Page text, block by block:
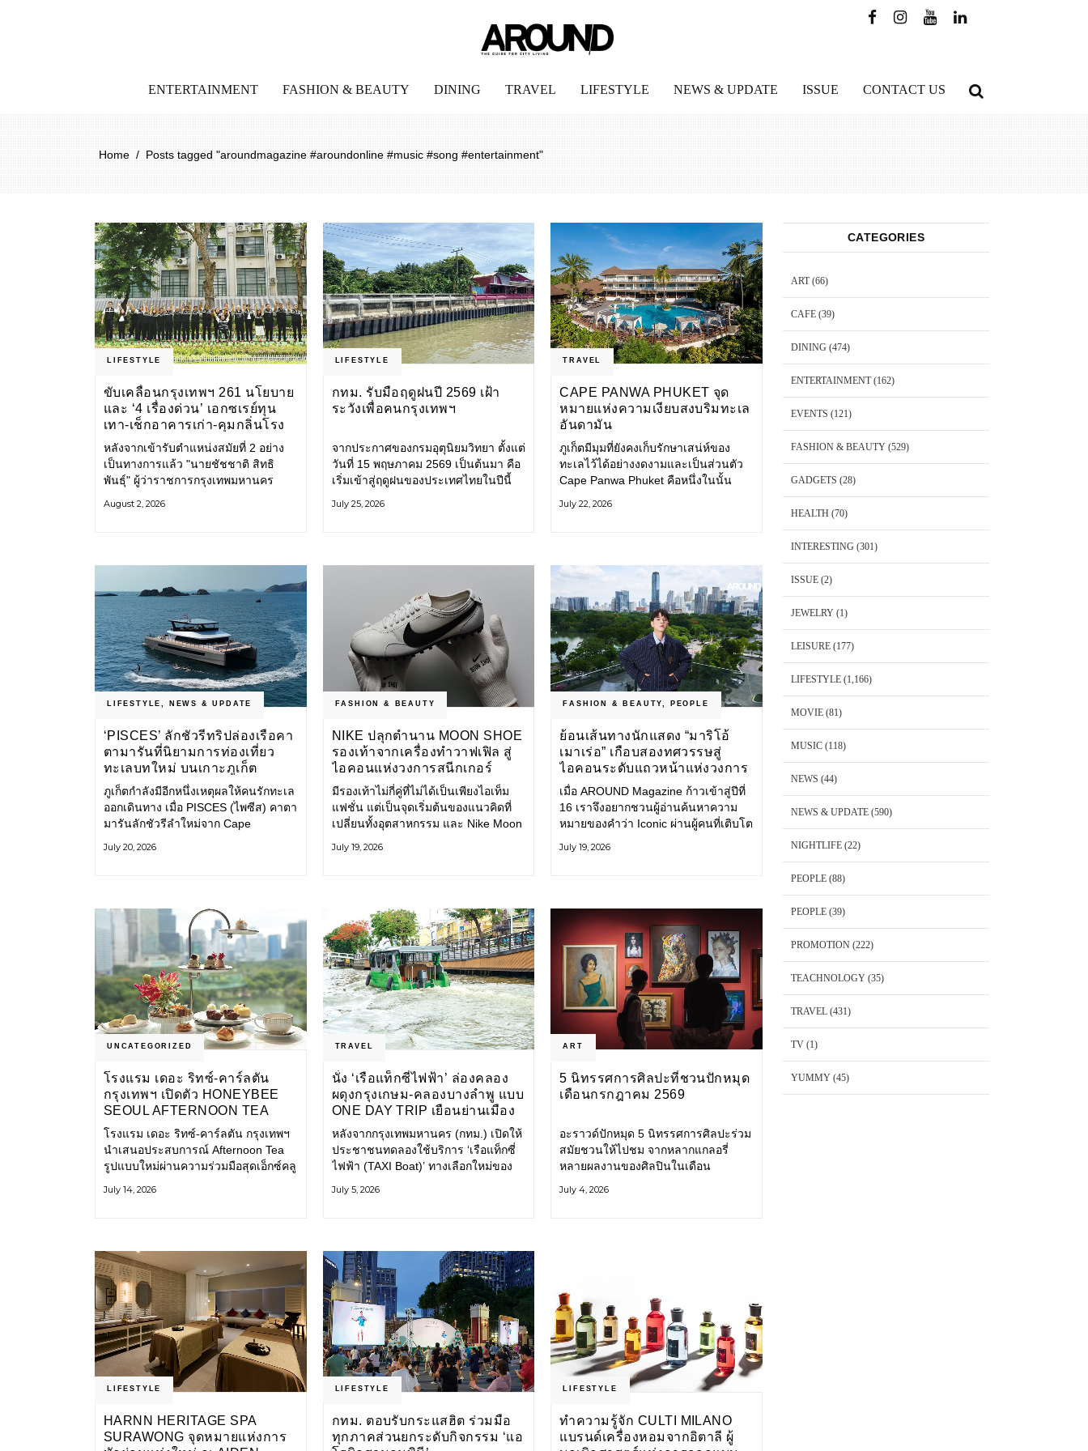
ENTERTAINMENT FASHION & BEAUTY DINING TRAVEL LIFESTYLE NEWS & UPDATE ISSUE CONTACT US
Home / Posts tagged "aroundmagazine #aroundonline #music #song #entertainment"
LIFESTYLE
ขับเคลื่อนกรุงเทพฯ 261 นโยบาย
และ ‘4 เรื่องด่วน’ เอกซเรย์ทุน
เทา-เช็กอาคารเก่า-คุมกลิ่นโรง
ขยะ-ขีดเส้นสอบทุจริต
หลังจากเข้ารับตำแหน่งสมัยที่ 2 อย่าง
เป็นทางการแล้ว "นายชัชชาติ สิทธิ
พันธุ์" ผู้ว่าราชการกรุงเทพมหานคร
แปลงนโยบายสู่แผนยุทธศาสตร์ จัด
August 2, 2026
LIFESTYLE
กทม. รับมือฤดูฝนปี 2569 เฝ้า
ระวังเพื่อคนกรุงเทพฯ
จากประกาศของกรมอุตุนิยมวิทยา ตั้งแต่
วันที่ 15 พฤษภาคม 2569 เป็นต้นมา คือ
เริ่มเข้าสู่ฤดูฝนของประเทศไทยในปีนี้
รับมือน้ำท่วม และเดินหน้าพัฒนา
July 25, 2026
TRAVEL
CAPE PANWA PHUKET จุด
หมายแห่งความเงียบสงบริมทะเล
อันดามัน
ภูเก็ตมีมุมที่ยังคงเก็บรักษาเสน่ห์ของ
ทะเลไว้ได้อย่างงดงามและเป็นส่วนตัว
Cape Panwa Phuket คือหนึ่งในนั้น
& Kantary Hotels ตั้งอยู่บนแหลมพันวา
July 22, 2026
LIFESTYLE NEWS & UPDATE
‘PISCES’ ลักชัวรีทริปล่องเรือคา
ตามารันที่นิยามการท่องเที่ยว
ทะเลบทใหม่ บนเกาะภูเก็ต
ภูเก็ตกำลังมีอีกหนึ่งเหตุผลให้คนรักทะเล
ออกเดินทาง เมื่อ PISCES (ไพซีส) คาตา
มารันลักชัวรีลำใหม่จาก Cape
ทะเลอันดามันและอ่าวพังงาในมุมที่ต่าง
เป็นส่วนหนึ่งของการเดินทาง ทั้งงาน
บริการ สิ่งอำนวยความสะดวก
July 20, 2026
FASHION & BEAUTY
NIKE ปลุกตำนาน MOON SHOE
รองเท้าจากเครื่องทำวาฟเฟิล สู่
ไอคอนแห่งวงการสนีกเกอร์
มีรองเท้าไม่กี่คู่ที่ไม่ได้เป็นเพียงไอเท็ม
แฟชั่น แต่เป็นจุดเริ่มต้นของแนวคิดที่
เปลี่ยนทั้งอุตสาหกรรม และ Nike Moon
ไอคอนที่ถือกำเนิดเมื่อกว่าครึ่งศตวรรษ
Nike
July 19, 2026
FASHION & BEAUTY PEOPLE
ย้อนเส้นทางนักแสดง “มาริโอ้
เมาเร่อ” เกือบสองทศวรรษสู่
ไอคอนระดับแถวหน้าแห่งวงการ
บันเทิงไทย
เมื่อ AROUND Magazine ก้าวเข้าสู่ปีที่
16 เราจึงอยากชวนผู้อ่านค้นหาความ
หมายของคำว่า Iconic ผ่านผู้คนที่เติบโต
ตนไว้อย่างมั่นคง หนึ่งในนั้นคือ มาริโอ้
July 19, 2026
UNCATEGORIZED
โรงแรม เดอะ ริทซ์-คาร์ลตัน
กรุงเทพฯ เปิดตัว HONEYBEE
SEOUL AFTERNOON TEA
COLLABORATION ณ คาเลโอ
(CALEŌ) ชวนสัมผัสเสน่ห์ของ
ขนมหวานร่วมสมัยจากกรุงโซล
โรงแรม เดอะ ริทซ์-คาร์ลตัน กรุงเทพฯ
นำเสนอประสบการณ์ Afternoon Tea
รูปแบบใหม่ผ่านความร่วมมือสุดเอ็กซ์คลู
หวานสไตล์ฝรั่งเศสร่วมสมัยชื่อดังจาก
July 14, 2026
TRAVEL
นั่ง ‘เรือแท็กซี่ไฟฟ้า’ ล่องคลอง
ผดุงกรุงเกษม-คลองบางลำพู แบบ
ONE DAY TRIP เยือนย่านเมือง
เก่า เที่ยววิถีสโลว์ไลฟ์แบบรักษ์
โลก
หลังจากกรุงเทพมหานคร (กทม.) เปิดให้
ประชาชนทดลองใช้บริการ ‘เรือแท็กซี่
ไฟฟ้า (TAXI Boat)’ ทางเลือกใหม่ของ
และเป็นมิตรกับสิ่งแวดล้อม ผ่าน
July 5, 2026
ART
5 นิทรรศการศิลปะที่ชวนปักหมุด
เดือนกรกฎาคม 2569
อะราวด์ปักหมุด 5 นิทรรศการศิลปะร่วม
สมัยชวนให้ไปชม จากหลากแกลอรี่
หลายผลงานของศิลปินในเดือน
วันนี้ – 16 สิงหาคม 2569 นิทรรศการ
July 4, 2026
LIFESTYLE
HARNN HERITAGE SPA
SURAWONG จุดหมายแห่งการ
LIFESTYLE
กทม. ตอบรับกระแสฮิต ร่วมมือ
ทุกภาคส่วนยกระดับกิจกรรม ‘แอ
LIFESTYLE
ทำความรู้จัก CULTI MILANO
แบรนด์เครื่องหอมจากอิตาลี ผู้
CATEGORIES
ART(66)
CAFE (39)
DINING (474)
ENTERTAINMENT(162)
EVENTS (121)
FASHION & BEAUTY (529)
GADGETS (28)
HEALTH (70)
INTERESTING (301)
ISSUE (2)
JEWELRY (1)
LEISURE (177)
LIFESTYLE (1,166)
MOVIE (81)
MUSIC (118)
NEWS (44)
NEWS & UPDATE (590)
NIGHTLIFE (22)
PEOPLE (88)
PEOPLE (39)
PROMOTION (222)
TEACHNOLOGY (35)
TRAVEL (431)
TV (1)
YUMMY (45)